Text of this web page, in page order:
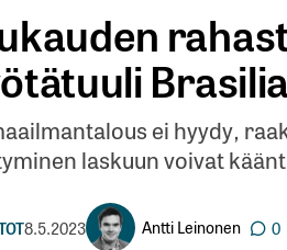
ei hyydy,
laskuun voivat
8.5.2023 Antti Leinonen 0